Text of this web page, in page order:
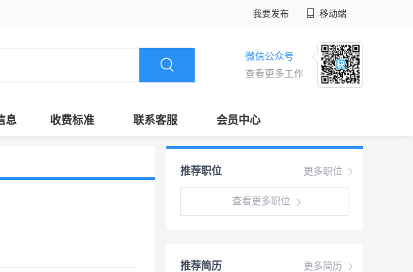
我要发布 移动端
微信公众号
查看更多工作
息 收费标准 联系客服 会员中心
更多职位
推荐职位
查看更多职位
更多简历
推荐简历